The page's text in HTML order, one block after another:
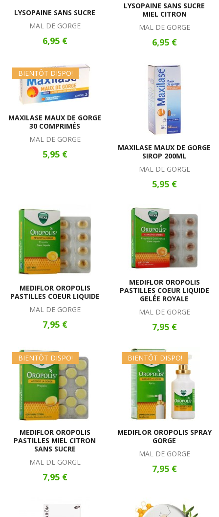
LYSOPAINE SANS SUCRE
MAL DE GORGE
6,95 €
LYSOPAINE SANS SUCRE
MIEL CITRON
MAL DE GORGE
6,95 €
BIENTÔT DISPO!
MAXILASE MAUX DE GORGE
30 COMPRIMÉS
MAL DE GORGE
5,95 €
MAXILASE MAUX DE GORGE
SIROP 200ML
MAL DE GORGE
5,95 €
MEDIFLOR OROPOLIS
PASTILLES COEUR LIQUIDE
MAL DE GORGE
7,95 €
MEDIFLOR OROPOLIS
PASTILLES COEUR LIQUIDE
GELÉE ROYALE
MAL DE GORGE
7,95 €
BIENTÔT DISPO!
MEDIFLOR OROPOLIS
PASTILLES MIEL CITRON
SANS SUCRE
MAL DE GORGE
7,95 €
BIENTÔT DISPO!
MEDIFLOR OROPOLIS SPRAY
GORGE
MAL DE GORGE
7,95 €